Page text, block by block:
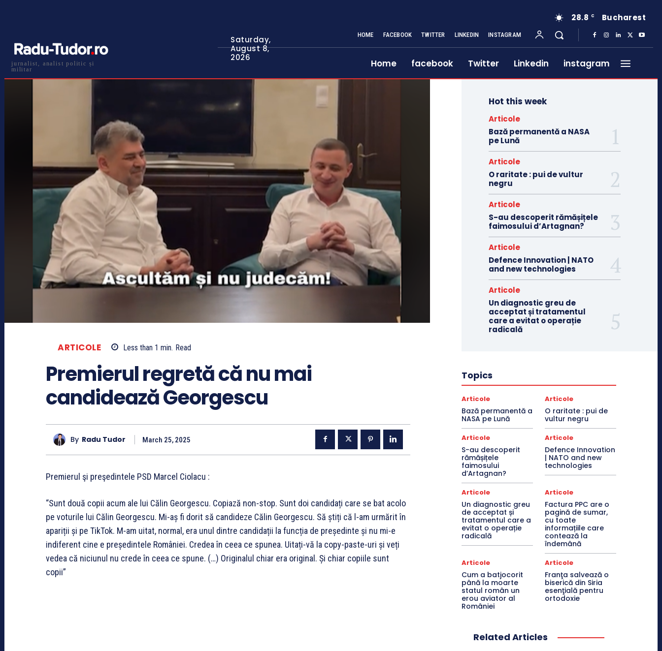
jurnalist, analist politic și
militar
Saturday,
August 8,
2026
28.8 C Bucharest
HOME FACEBOOK TWITTER LINKEDIN INSTAGRAM
Home facebook Twitter Linkedin instagram
ARTICOLE Less than 1 min. Read
Premierul regretă că nu mai
candidează Georgescu
By Radu Tudor March 25, 2025
Premierul şi preşedintele PSD Marcel Ciolacu :
“Sunt două copii acum ale lui Călin Georgescu. Copiază non-stop. Sunt doi candidați care se bat acolo
pe voturile lui Călin Georgescu. Mi-aș fi dorit să candideze Călin Georgescu. Să știți că l-am urmărit în
apariții și pe TikTok. M-am uitat, normal, era unul dintre candidații la funcția de președinte și nu mi-e
indiferent cine e președintele României. Credea în ceea ce spunea. Uitați-vă la copy-paste-uri și veți
vedea că niciunul nu crede în ceea ce spune. (…) Originalul chiar era original. Și chiar copiile sunt
copii”
Hot this week
Articole
Bază permanentă a NASA
pe Lună
Articole
O raritate : pui de vultur
negru
Articole
S-au descoperit rămășițele
faimosului d’Artagnan?
Articole
Defence Innovation | NATO
and new technologies
Articole
Un diagnostic greu de
acceptat și tratamentul
care a evitat o operație
radicală
Topics
Articole
Bază permanentă a
NASA pe Lună
Articole
O raritate : pui de
vultur negru
Articole
S-au descoperit
rămășițele
faimosului
d’Artagnan?
Articole
Defence Innovation
| NATO and new
technologies
Articole
Un diagnostic greu
de acceptat și
tratamentul care a
evitat o operație
radicală
Articole
Factura PPC are o
pagină de sumar,
cu toate
informațiile care
contează la
îndemână
Articole
Cum a batjocorit
până la moarte
statul român un
erou aviator al
României
Articole
Franţa salvează o
biserică din Siria
esenţială pentru
ortodoxie
Related Articles